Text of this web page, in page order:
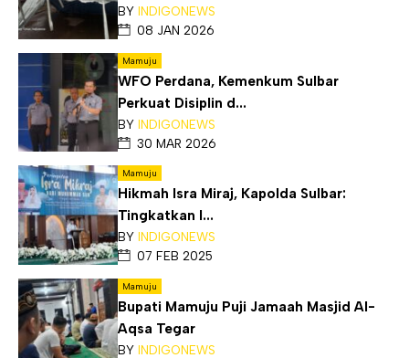
BY INDIGONEWS
08 JAN 2026
Mamuju
WFO Perdana, Kemenkum Sulbar
Perkuat Disiplin d...
BY INDIGONEWS
30 MAR 2026
Mamuju
Hikmah Isra Miraj, Kapolda Sulbar:
Tingkatkan I...
BY INDIGONEWS
07 FEB 2025
Mamuju
Bupati Mamuju Puji Jamaah Masjid Al-
Aqsa Tegar
BY INDIGONEWS